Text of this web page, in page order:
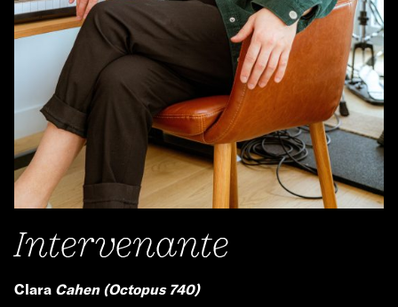
Intervenante
Clara Cahen (Octopus 740)